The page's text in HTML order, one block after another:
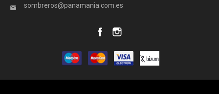
 sombreros@panamania.com.es